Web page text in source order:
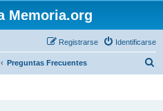
Memoria.org
Identificarse
Registrarse
Preguntas Frecuentes